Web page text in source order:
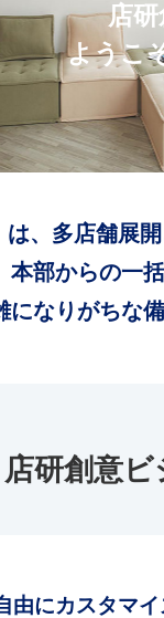
店
ようこ
は、多店舗展
本部からの一
になりがちな
店研創意
由にカスタマイ